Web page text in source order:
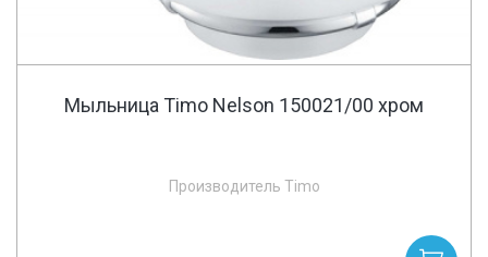
Мыльница Timo Nelson 150021/00 хром
Производитель Timo